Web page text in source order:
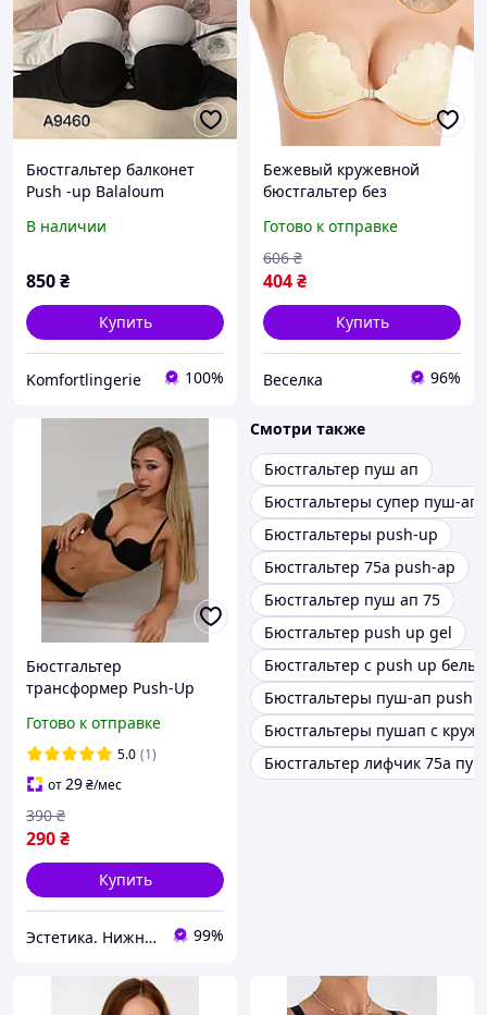
Бюстгальтер балконет
Push -up Balaloum
В наличии
850₴
Купить
Komfortlingerie 100%
Бежевый кружевной
бюстгальтер без
push-up для открытой
одежды FLAME
Готово к отправке
404₴
606 ₴
Купить
Веселка 96%
Бюстгальтер
трансформер Push-Up
ліфчик для глубокого
декольте
Готово к отправке
5.0 (1)
от29₴/мес
290₴
390 ₴
Купить
Эстетика. Нижнее белье. 99%
Смотри также
Бюстгальтер пуш ап
Бюстгальтеры супер пуш-ап
Бюстгальтеры push-up
Бюстгальтер 75а push-ap
Бюстгальтер пуш ап 75
Бюстгальтер push up gel
Бюстгальтер с push up
Бюстгальтеры пуш-ап push
Бюстгальтеры пушап с
Бюстгальтер лифчик 75а